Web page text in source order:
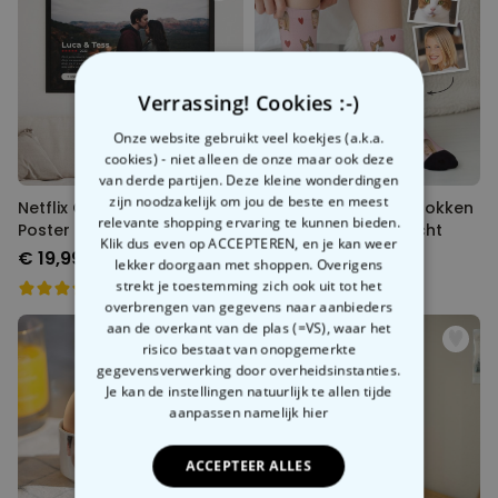
Netflix Gepersonaliseerde
Poster
€ 19,99
Gepersonaliseerde sokken
met huisdier en gezicht
€ 19,99
Verrassing! Cookies :-)
Onze website gebruikt veel koekjes (a.k.a.
cookies) - niet alleen de onze maar ook deze
van derde partijen. Deze kleine wonderdingen
zijn noodzakelijk om jou de beste en meest
relevante shopping ervaring te kunnen bieden.
Klik dus even op ACCEPTEREN, en je kan weer
lekker doorgaan met shoppen. Overigens
strekt je toestemming zich ook uit tot het
overbrengen van gegevens naar aanbieders
aan de overkant van de plas (=VS), waar het
risico bestaat van onopgemerkte
gegevensverwerking door overheidsinstanties.
Je kan de instellingen natuurlijk te allen tijde
aanpassen namelijk hier
ACCEPTEER ALLES